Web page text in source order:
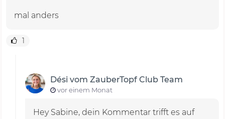
mal anders
1
Dési vom ZauberTopf Club Team
vor einem Monat
Hey Sabine, dein Kommentar trifft es auf